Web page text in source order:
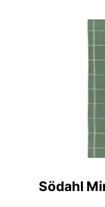
Södahl